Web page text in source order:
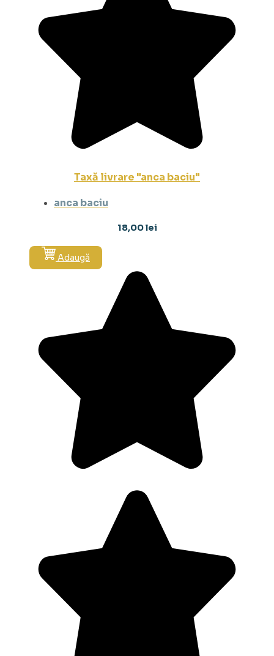
Taxă livrare "anca baciu"
anca baciu
18,00lei
Adaugă